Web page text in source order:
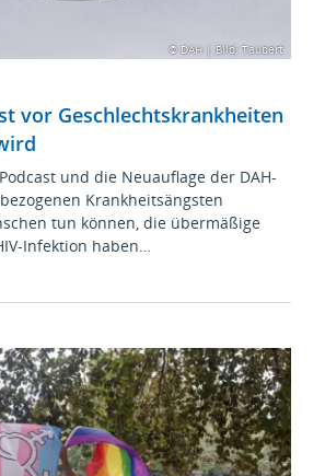
© DAH | Bild: Taubert
vor Geschlechtskrankheiten
und die Neuauflage der DAH-
Krankheitsängsten
tun können, die übermäßige
Infektion haben…